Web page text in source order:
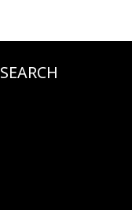
SEARCH